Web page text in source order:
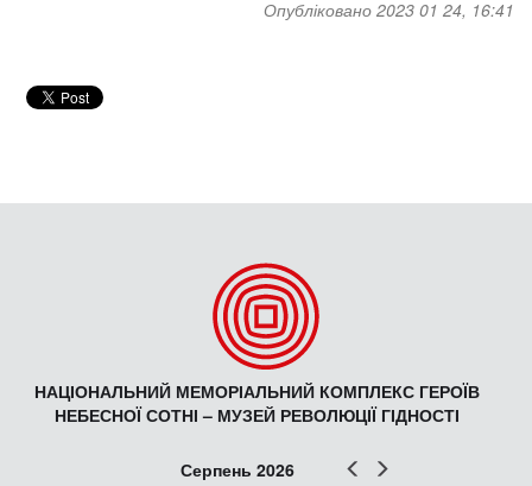
Опубліковано 2023 01 24, 16:41
НАЦІОНАЛЬНИЙ МЕМОРІАЛЬНИЙ КОМПЛЕКС ГЕРОЇВ
НЕБЕСНОЇ СОТНІ – МУЗЕЙ РЕВОЛЮЦІЇ ГІДНОСТІ
Попер
Серпень 2026